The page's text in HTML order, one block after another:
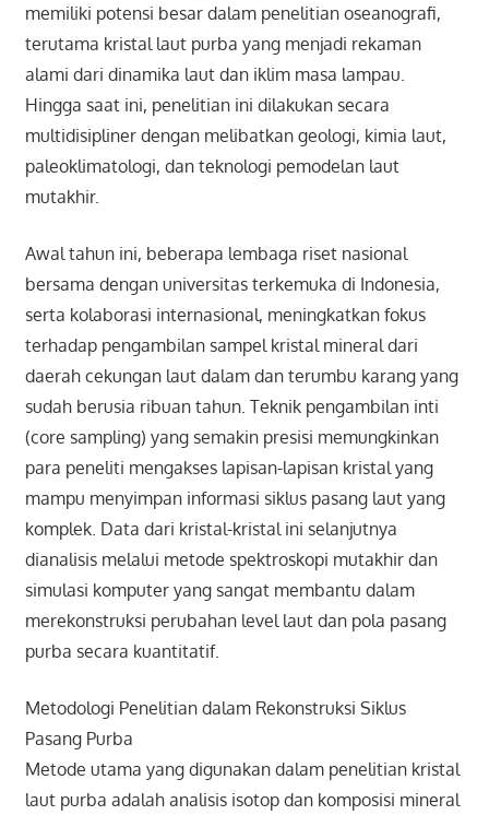
memiliki potensi besar dalam penelitian oseanografi,
terutama kristal laut purba yang menjadi rekaman
alami dari dinamika laut dan iklim masa lampau.
Hingga saat ini, penelitian ini dilakukan secara
multidisipliner dengan melibatkan geologi, kimia laut,
paleoklimatologi, dan teknologi pemodelan laut
mutakhir.
Awal tahun ini, beberapa lembaga riset nasional
bersama dengan universitas terkemuka di Indonesia,
serta kolaborasi internasional, meningkatkan fokus
terhadap pengambilan sampel kristal mineral dari
daerah cekungan laut dalam dan terumbu karang yang
sudah berusia ribuan tahun. Teknik pengambilan inti
(core sampling) yang semakin presisi memungkinkan
para peneliti mengakses lapisan-lapisan kristal yang
mampu menyimpan informasi siklus pasang laut yang
komplek. Data dari kristal-kristal ini selanjutnya
dianalisis melalui metode spektroskopi mutakhir dan
simulasi komputer yang sangat membantu dalam
merekonstruksi perubahan level laut dan pola pasang
purba secara kuantitatif.
Metodologi Penelitian dalam Rekonstruksi Siklus
Pasang Purba
Metode utama yang digunakan dalam penelitian kristal
laut purba adalah analisis isotop dan komposisi mineral